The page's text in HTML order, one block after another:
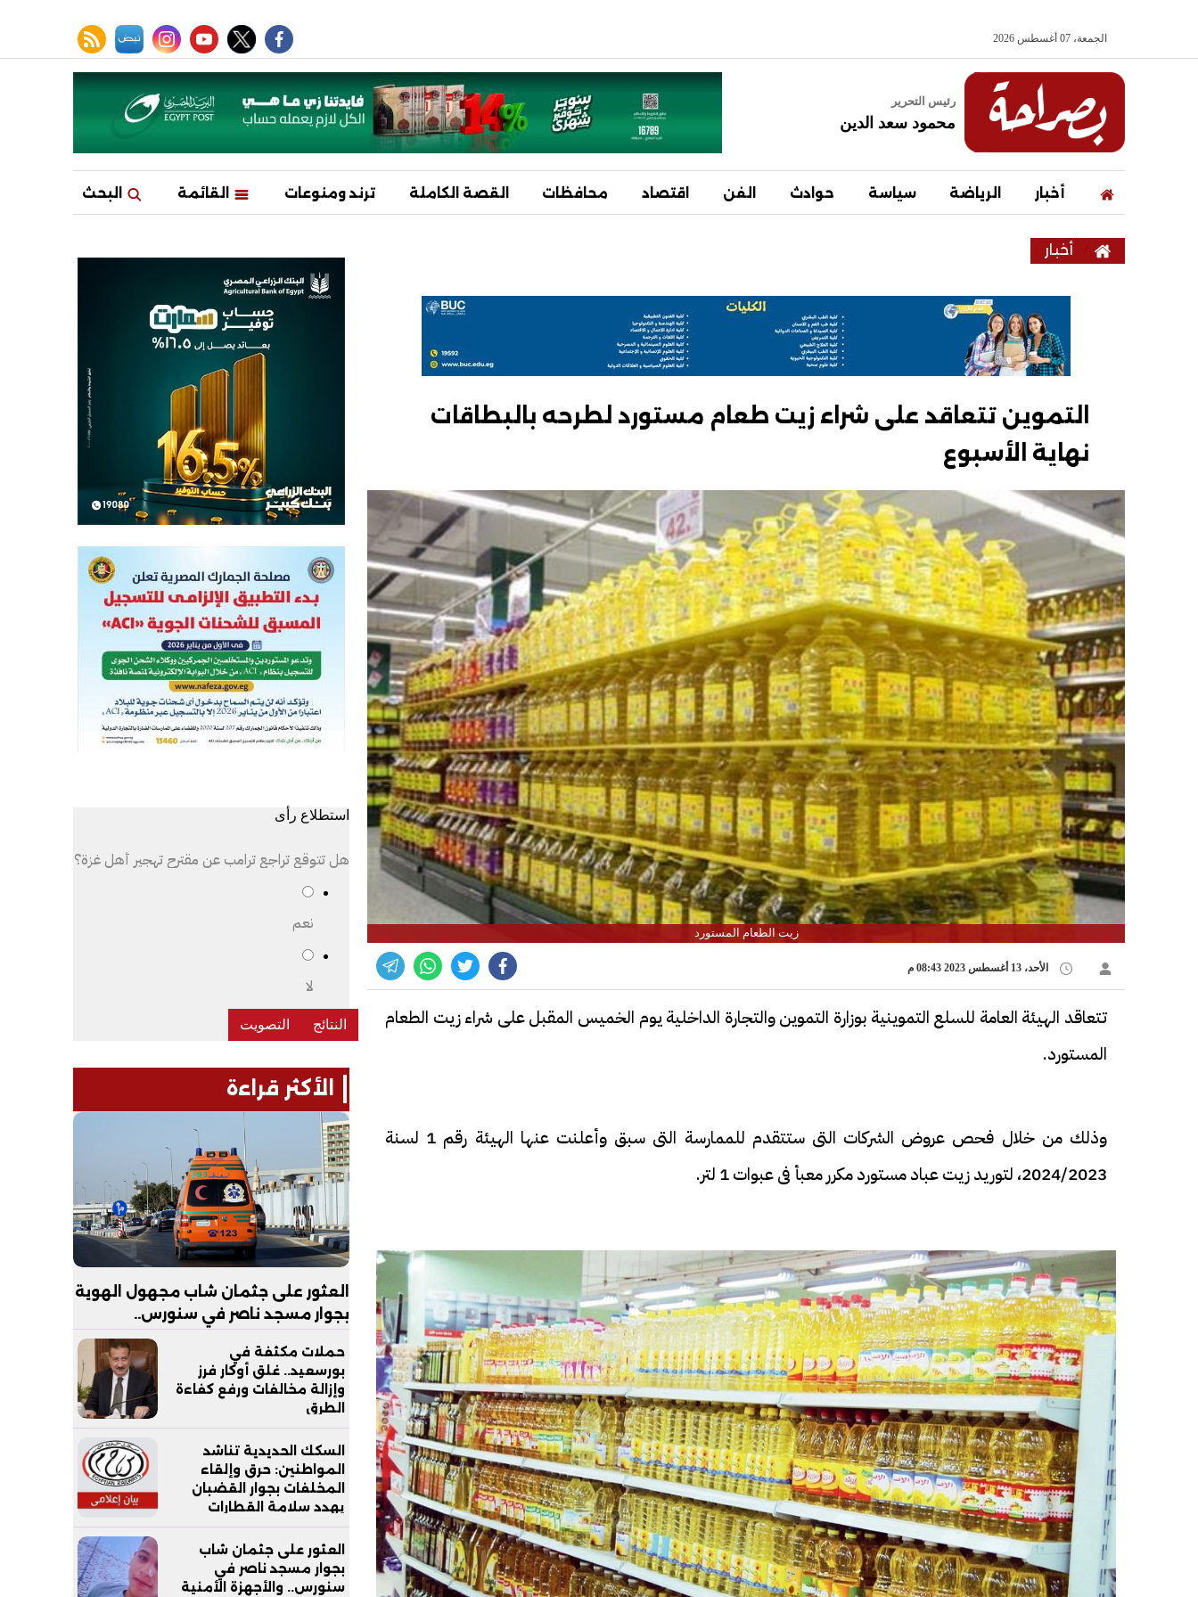
الجمعة، 07 أغسطس 2026
facebook
twitter
youtube
instagram
نبض rss feed
رئيس التحرير
محمود سعد الدين
أخبار الرياضة سياسة حوادث الفن اقتصاد محافظات القصة الكاملة ترند ومنوعات القائمة البحث
أخبار
التموين تتعاقد على شراء زيت طعام مستورد لطرحه بالبطاقات
نهاية الأسبوع
زيت الطعام المستورد
الأحد، 13 أغسطس 2023 08:43 م
تتعاقد الهيئة العامة للسلع التموينية بوزارة التموين والتجارة الداخلية يوم الخميس المقبل على شراء زيت الطعام
المستورد.
وذلك من خلال فحص عروض الشركات التى ستتقدم للممارسة التى سبق وأعلنت عنها الهيئة رقم 1 لسنة
2024/2023، لتوريد زيت عباد مستورد مكرر معبأ فى عبوات 1 لتر.
استطلاع رأى
هل تتوقع تراجع ترامب عن مقترح تهجير أهل غزة؟
نعم
لا
الأكثر قراءة
العثور على جثمان شاب مجهول الهوية
بجوار مسجد ناصر في سنورس..
والتحقيقات تكشف ملابسات الواقعة
حملات مكثفة في
بورسعيد.. غلق أوكار فرز
وإزالة مخالفات ورفع كفاءة
الطرق
السكك الحديدية تناشد
المواطنين: حرق وإلقاء
المخلفات بجوار القضبان
يهدد سلامة القطارات
والركاب
العثور على جثمان شاب
بجوار مسجد ناصر في
سنورس.. والأجهزة الأمنية